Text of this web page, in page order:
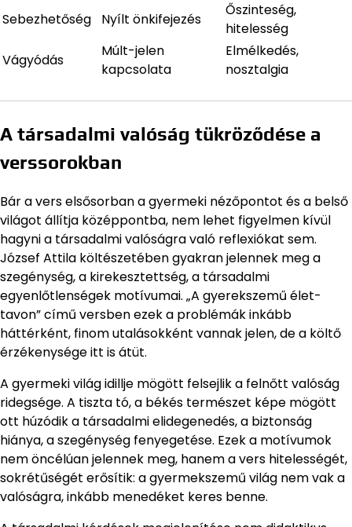
Sebezhetőség
Nyílt önkifejezés
Őszinteség,
hitelesség
Vágyódás
Múlt-jelen
kapcsolata
Elmélkedés,
nosztalgia
A társadalmi valóság tükröződése a
verssorokban
Bár a vers elsősorban a gyermeki nézőpontot és a belső
világot állítja középpontba, nem lehet figyelmen kívül
hagyni a társadalmi valóságra való reflexiókat sem.
József Attila költészetében gyakran jelennek meg a
szegénység, a kirekesztettség, a társadalmi
egyenlőtlenségek motívumai. „A gyerekszemű élet-
tavon” című versben ezek a problémák inkább
háttérként, finom utalásokként vannak jelen, de a költő
érzékenysége itt is átüt.
A gyermeki világ idillje mögött felsejlik a felnőtt valóság
ridegsége. A tiszta tó, a békés természet képe mögött
ott húzódik a társadalmi elidegenedés, a biztonság
hiánya, a szegénység fenyegetése. Ezek a motívumok
nem öncélúan jelennek meg, hanem a vers hitelességét,
sokrétűségét erősítik: a gyermekszemű világ nem vak a
valóságra, inkább menedéket keres benne.